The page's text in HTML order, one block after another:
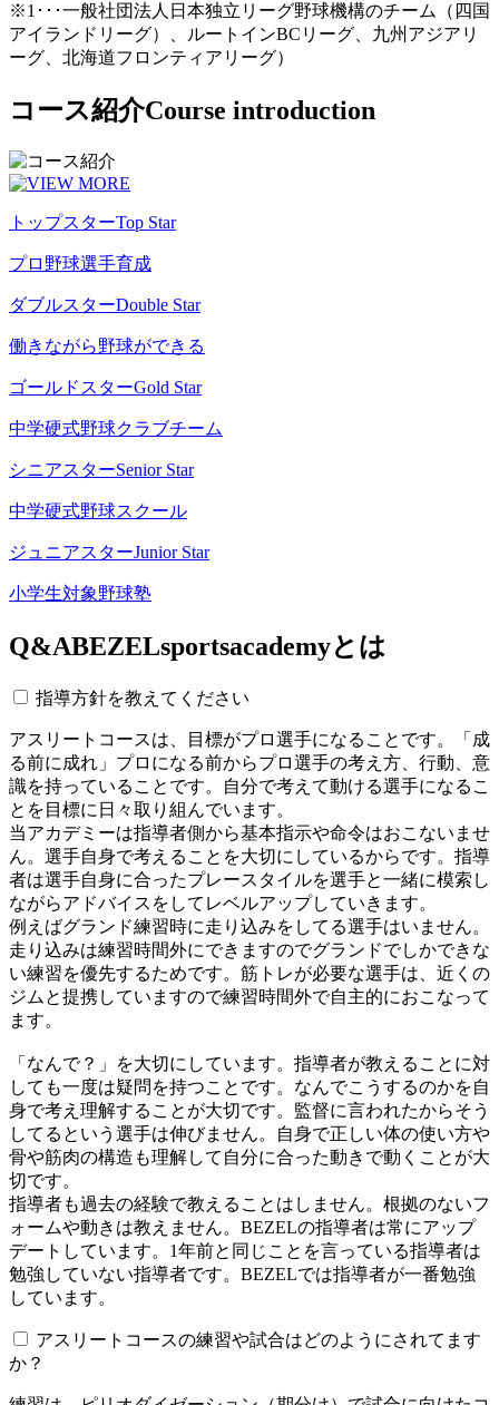
※1･･･一般社団法人日本独立リーグ野球機構のチーム（四国
アイランドリーグ）、ルートインBCリーグ、九州アジアリ
ーグ、北海道フロンティアリーグ）
コース紹介Course introduction
トップスターTop Star
プロ野球選手育成
ダブルスターDouble Star
働きながら野球ができる
ゴールドスターGold Star
中学硬式野球クラブチーム
シニアスターSenior Star
中学硬式野球スクール
ジュニアスターJunior Star
小学生対象野球塾
Q&ABEZELsportsacademyとは
指導方針を教えてください
アスリートコースは、目標がプロ選手になることです。「成
る前に成れ」プロになる前からプロ選手の考え方、行動、意
識を持っていることです。自分で考えて動ける選手になるこ
とを目標に日々取り組んでいます。
当アカデミーは指導者側から基本指示や命令はおこないませ
ん。選手自身で考えることを大切にしているからです。指導
者は選手自身に合ったプレースタイルを選手と一緒に模索し
ながらアドバイスをしてレベルアップしていきます。
例えばグランド練習時に走り込みをしてる選手はいません。
走り込みは練習時間外にできますのでグランドでしかできな
い練習を優先するためです。筋トレが必要な選手は、近くの
ジムと提携していますので練習時間外で自主的におこなって
ます。
「なんで？」を大切にしています。指導者が教えることに対
しても一度は疑問を持つことです。なんでこうするのかを自
身で考え理解することが大切です。監督に言われたからそう
してるという選手は伸びません。自身で正しい体の使い方や
骨や筋肉の構造も理解して自分に合った動きで動くことが大
切です。
指導者も過去の経験で教えることはしません。根拠のないフ
ォームや動きは教えません。BEZELの指導者は常にアップ
デートしています。1年前と同じことを言っている指導者は
勉強していない指導者です。BEZELでは指導者が一番勉強
しています。
アスリートコースの練習や試合はどのようにされてます
か？